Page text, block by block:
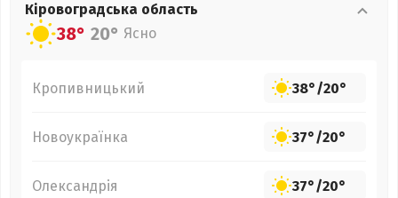
Кіровоградська область
38° 20° Ясно
Кропивницький 38°/20°
Новоукраїнка 37°/20°
Олександрія 37°/20°